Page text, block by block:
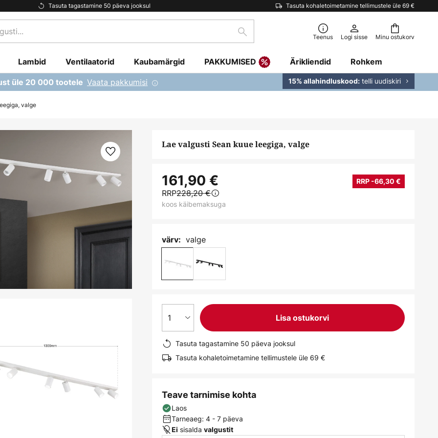
Tasuta tagastamine 50 päeva jooksul Tasuta kohaletoimetamine tellimustele üle 69 €
Minu ostukorv
Otsi Teenus Logi sisse
Lambid Ventilaatorid Kaubamärgid PAKKUMISED Ärikliendid Rohkem
üle 20 000 tootele Vaata pakkumisi 15% allahindluskood: telli uudiskiri
valge
Lae valgusti Sean kuue leegiga, valge
161,90 € RRP -66,30 €
RRP228,20 €
koos käibemaksuga
värv: valge
1 Lisa ostukorvi
Tasuta tagastamine 50 päeva jooksul
Tasuta kohaletoimetamine tellimustele üle 69 €
Teave tarnimise kohta
Laos
Tarneaeg: 4 - 7 päeva
Ei sisaldavalgustit